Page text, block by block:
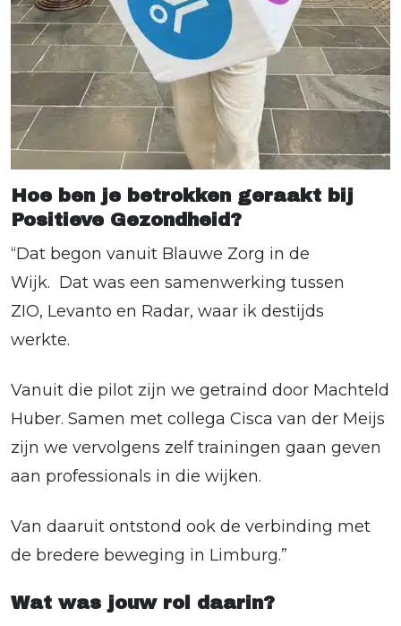
Hoe ben je betrokken geraakt bij
Positieve Gezondheid?
“Dat begon vanuit Blauwe Zorg in de
Wijk. Dat was een samenwerking tussen
ZIO, Levanto en Radar, waar ik destijds
werkte.
Vanuit die pilot zijn we getraind door Machteld
Huber. Samen met collega Cisca van der Meijs
zijn we vervolgens zelf trainingen gaan geven
aan professionals in die wijken.
Van daaruit ontstond ook de verbinding met
de bredere beweging in Limburg.”
Wat was jouw rol daarin?